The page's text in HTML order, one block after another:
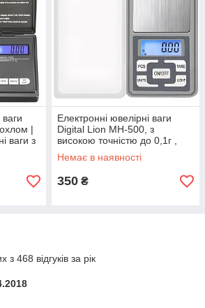
ваги
|
ваги з
до
Електронні ювелірні ваги
Digital Lion MH-500, з
високою точністю до 0,1г ,
високоточні кишенькові ваги,
до 500 г
Немає в наявності
350 ₴
з 468 відгуків за рік